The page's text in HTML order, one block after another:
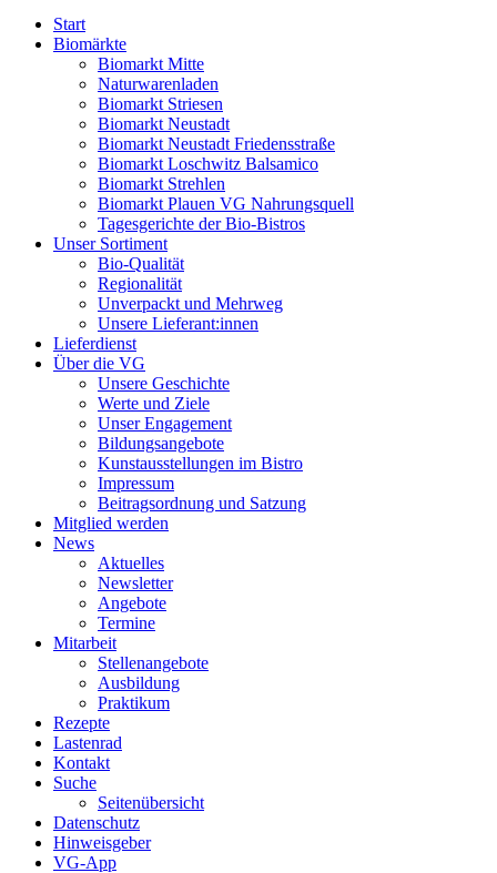
Start
Biomärkte
Biomarkt Mitte
Naturwarenladen
Biomarkt Striesen
Biomarkt Neustadt
Biomarkt Neustadt Friedensstraße
Biomarkt Loschwitz Balsamico
Biomarkt Strehlen
Biomarkt Plauen VG Nahrungsquell
Tagesgerichte der Bio-Bistros
Unser Sortiment
Bio-Qualität
Regionalität
Unverpackt und Mehrweg
Unsere Lieferant:innen
Lieferdienst
Über die VG
Unsere Geschichte
Werte und Ziele
Unser Engagement
Bildungsangebote
Kunstausstellungen im Bistro
Impressum
Beitragsordnung und Satzung
Mitglied werden
News
Aktuelles
Newsletter
Angebote
Termine
Mitarbeit
Stellenangebote
Ausbildung
Praktikum
Rezepte
Lastenrad
Kontakt
Suche
Seitenübersicht
Datenschutz
Hinweisgeber
VG-App